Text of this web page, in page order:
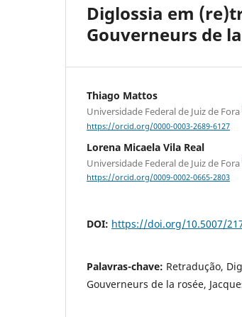
Diglossia em
Gouverneurs de
Thiago Mattos
Universidade Federal de Juiz de Fora
https://orcid.org/0000-0003-2689-6127
Lorena Micaela Vila Real
Universidade Federal de Juiz de Fora
https://orcid.org/0009-0002-0665-2803
DOI: https://doi.org/10.5007/
Palavras-chave: Retradução,
Gouverneurs de la rosée,